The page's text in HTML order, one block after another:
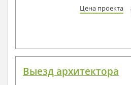
Цена проекта
Выезд архитектора